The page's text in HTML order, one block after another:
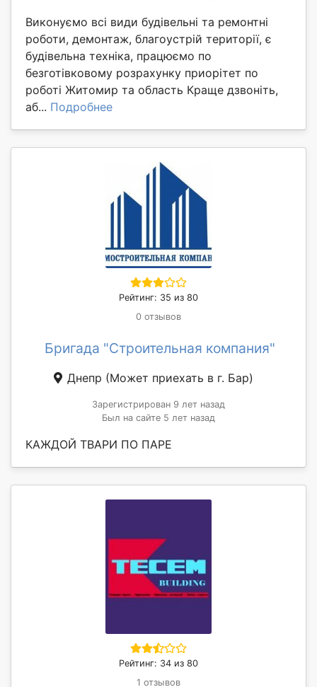
Виконуємо всі види будівельні та ремонтні
роботи, демонтаж, благоустрій території, є
будівельна техніка, працюємо по
безготівковому розрахунку приорітет по
роботі Житомир та область Краще дзвоніть,
аб... Подробнее
Рейтинг: 35 из 80
0 отзывов
Бригада "Строительная компания"
Днепр (Может приехать в г. Бар)
Зарегистрирован 9 лет назад
Был на сайте 5 лет назад
КАЖДОЙ ТВАРИ ПО ПАРЕ
Рейтинг: 34 из 80
1 отзывов